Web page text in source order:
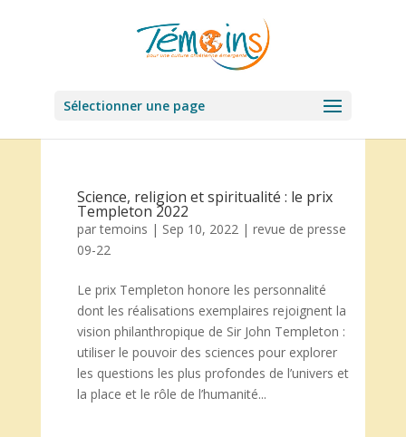
Sélectionner une page
Science, religion et spiritualité : le prix
Templeton 2022
partemoins | Sep 10, 2022| revue de presse
09-22
Le prix Templeton honore les personnalité
dont les réalisations exemplaires rejoignent la
vision philanthropique de Sir John Templeton :
utiliser le pouvoir des sciences pour explorer
les questions les plus profondes de l’univers et
la place et le rôle de l’humanité...